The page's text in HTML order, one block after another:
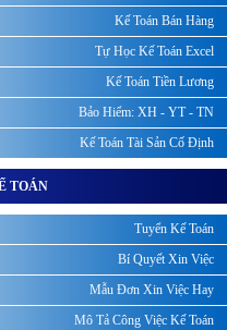
Kế Toán Bán Hàng
Tự Học Kế Toán Excel
Kế Toán Tiền Lương
Bảo Hiểm: XH - YT - TN
Kế Toán Tài Sản Cố Định
TOÁN
Tuyển Kế Toán
Bí Quyết Xin Việc
Mẫu Đơn Xin Việc Hay
Mô Tả Công Việc Kế Toán